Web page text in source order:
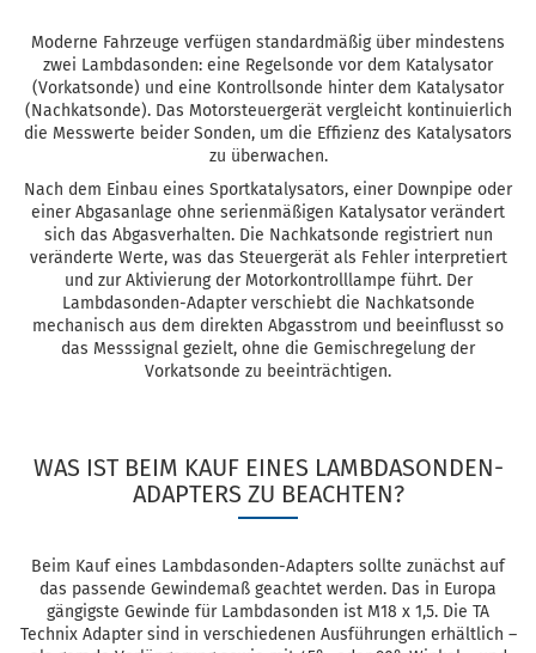
Moderne Fahrzeuge verfügen standardmäßig über mindestens
zwei Lambdasonden: eine Regelsonde vor dem Katalysator
(Vorkatsonde) und eine Kontrollsonde hinter dem Katalysator
(Nachkatsonde). Das Motorsteuergerät vergleicht kontinuierlich
die Messwerte beider Sonden, um die Effizienz des Katalysators
zu überwachen.
Nach dem Einbau eines Sportkatalysators, einer Downpipe oder
einer Abgasanlage ohne serienmäßigen Katalysator verändert
sich das Abgasverhalten. Die Nachkatsonde registriert nun
veränderte Werte, was das Steuergerät als Fehler interpretiert
und zur Aktivierung der Motorkontrolllampe führt. Der
Lambdasonden-Adapter verschiebt die Nachkatsonde
mechanisch aus dem direkten Abgasstrom und beeinflusst so
das Messsignal gezielt, ohne die Gemischregelung der
Vorkatsonde zu beeinträchtigen.
WAS IST BEIM KAUF EINES LAMBDASONDEN-
ADAPTERS ZU BEACHTEN?
Beim Kauf eines Lambdasonden-Adapters sollte zunächst auf
das passende Gewindemaß geachtet werden. Das in Europa
gängigste Gewinde für Lambdasonden ist M18 x 1,5. Die TA
Technix Adapter sind in verschiedenen Ausführungen erhältlich –